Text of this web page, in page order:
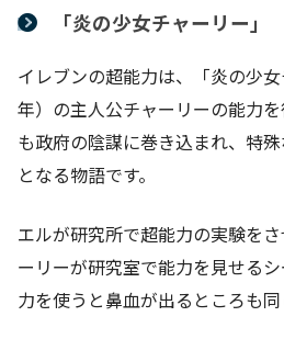
「炎の少女チャーリー」
イレブンの超能力は、「炎の少
年）の主人公チャーリーの能力
も政府の陰謀に巻き込まれ、特
となる物語です。
エルが研究所で超能力の実験を
ーリーが研究室で能力を見せる
力を使うと鼻血が出るところも同